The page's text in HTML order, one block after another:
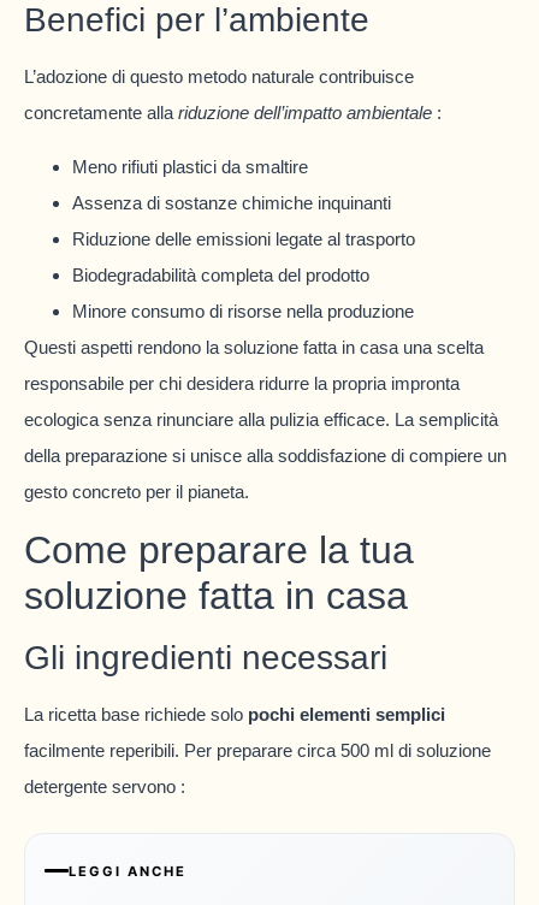
Benefici per l’ambiente
L’adozione di questo metodo naturale contribuisce
concretamente alla riduzione dell’impatto ambientale :
Meno rifiuti plastici da smaltire
Assenza di sostanze chimiche inquinanti
Riduzione delle emissioni legate al trasporto
Biodegradabilità completa del prodotto
Minore consumo di risorse nella produzione
Questi aspetti rendono la soluzione fatta in casa una scelta
responsabile per chi desidera ridurre la propria impronta
ecologica senza rinunciare alla pulizia efficace. La semplicità
della preparazione si unisce alla soddisfazione di compiere un
gesto concreto per il pianeta.
Come preparare la tua
soluzione fatta in casa
Gli ingredienti necessari
La ricetta base richiede solo pochi elementi semplici
facilmente reperibili. Per preparare circa 500 ml di soluzione
detergente servono :
LEGGI ANCHE